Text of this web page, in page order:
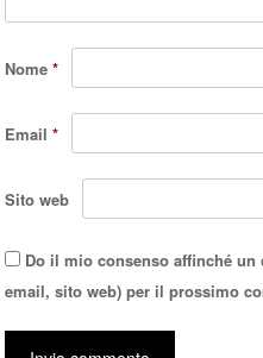
Nome*
Email*
Sito web
Do il mio consenso affinché
email, sito web) per il prossimo